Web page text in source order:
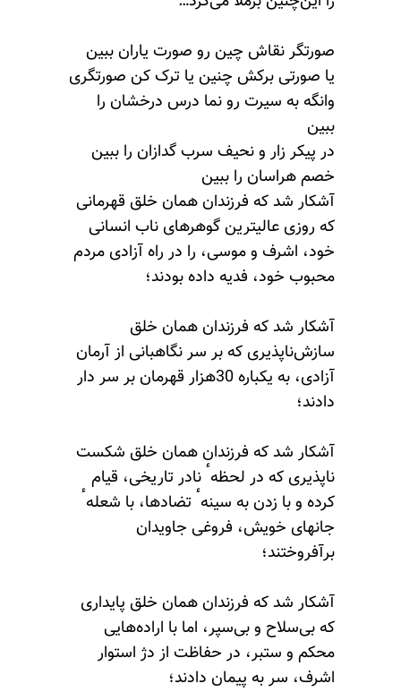
صورتگر نقاش چین رو صورت یاران ببین
یا صورتی برکش چنین یا ترک کن صورتگری
وانگه به سیرت رو نما درس درخشان را
ببین
در پیکر زار و نحیف سرب گدازان را ببین
خصم هراسان را ببین
آشکار شد که فرزندان همان خلق قهرمانی
که روزی عالیترین گوهرهای ناب انسانی
خود، اشرف و موسی، را در راه آزادی مردم
محبوب خود، فدیه داده بودند؛
آشکار شد که فرزندان همان خلق
سازش‌ناپذیری که بر سر نگاهبانی از آرمان
آزادی، به یکباره 30هزار قهرمان بر سر دار
دادند؛
آشکار شد که فرزندان همان خلق شکست
ناپذیری که در لحظهٴ نادر تاریخی، قیام
کرده و با زدن به سینهٴ تضادها، با شعلهٴ
جانهای خویش، فروغی جاویدان
برآفروختند؛
آشکار شد که فرزندان همان خلق پایداری
که بی‌سلاح و بی‌سپر، اما با اراده‌هایی
محکم و ستبر، در حفاظت از دژ استوار
اشرف، سر به پیمان دادند؛